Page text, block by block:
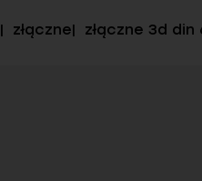
złączne złączne 3d din